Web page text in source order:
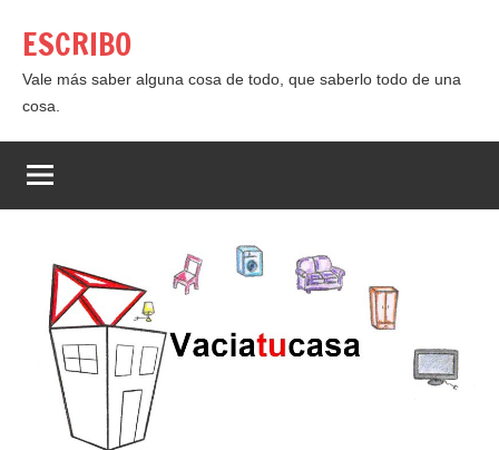
contenido
ESCRIBO
Vale más saber alguna cosa de todo, que saberlo todo de una
cosa.